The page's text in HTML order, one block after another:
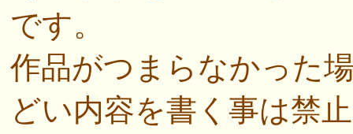
です。
作品がつまらなかった
どい内容を書く事は禁